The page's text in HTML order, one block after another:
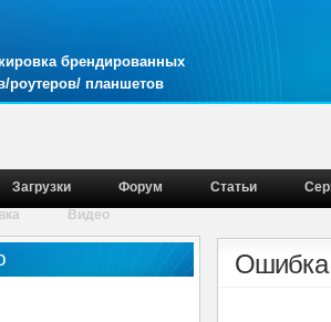
брендированных
роутеров/ планшетов
Загрузки Форум Статьи
Видео
Ошибка